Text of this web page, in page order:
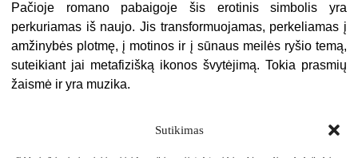
Sutikimas
Pačioje romano pabaigoje šis erotinis simbolis yra
perkuriamas iš naujo. Jis transformuojamas, perkeliamas į
amžinybės plotmę, į motinos ir į sūnaus meilės ryšio temą,
sutei­kiant jai metafizišką ikonos švytėjimą. Tokia prasmių
žaismė ir yra muzika.